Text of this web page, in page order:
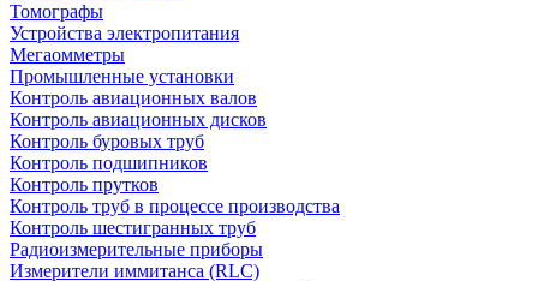
Томографы
Устройства электропитания
Мегаомметры
Промышленные установки
Контроль авиационных валов
Контроль авиационных дисков
Контроль буровых труб
Контроль подшипников
Контроль прутков
Контроль труб в процессе производства
Контроль шестигранных труб
Радиоизмерительные приборы
Измерители иммитанса (RLC)